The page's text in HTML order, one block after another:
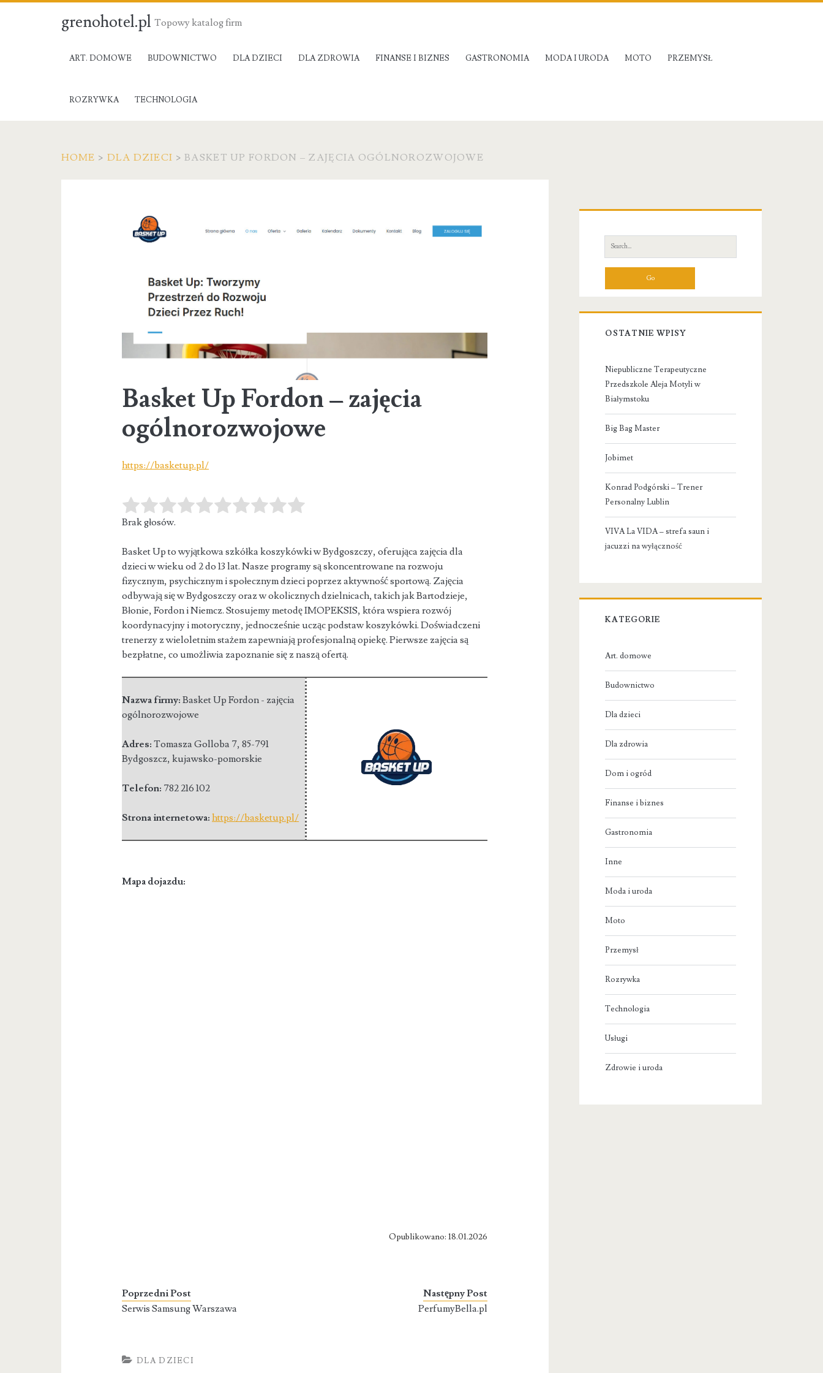
grenohotel.pl Topowy katalog firm
ART. DOMOWE BUDOWNICTWO DLA DZIECI DLA ZDROWIA FINANSE I BIZNES GASTRONOMIA MODA I URODA MOTO PRZEMYSŁ
ROZRYWKA TECHNOLOGIA
HOME > DLA DZIECI >BASKET UP FORDON – ZAJĘCIA OGÓLNOROZWOJOWE
Basket Up Fordon – zajęcia
ogólnorozwojowe
https://basketup.pl/
Brak głosów.
Basket Up to wyjątkowa szkółka koszykówki w Bydgoszczy, oferująca zajęcia dla
dzieci w wieku od 2 do 13 lat. Nasze programy są skoncentrowane na rozwoju
fizycznym, psychicznym i społecznym dzieci poprzez aktywność sportową. Zajęcia
odbywają się w Bydgoszczy oraz w okolicznych dzielnicach, takich jak Bartodzieje,
Błonie, Fordon i Niemcz. Stosujemy metodę IMOPEKSIS, która wspiera rozwój
koordynacyjny i motoryczny, jednocześnie ucząc podstaw koszykówki. Doświadczeni
trenerzy z wieloletnim stażem zapewniają profesjonalną opiekę. Pierwsze zajęcia są
bezpłatne, co umożliwia zapoznanie się z naszą ofertą.
Nazwa firmy:Basket Up Fordon - zajęcia
ogólnorozwojowe
Adres:Tomasza Golloba 7,85-791
Bydgoszcz,kujawsko-pomorskie
Telefon: 782 216 102
Strona internetowa:https://basketup.pl/
Mapa dojazdu:
Opublikowano: 18.01.2026
Poprzedni Post
Serwis Samsung Warszawa
Następny Post
PerfumyBella.pl
DLA DZIECI
Sidebar
Search
for:
OSTATNIE WPISY
Niepubliczne Terapeutyczne
Przedszkole Aleja Motyli w
Białymstoku
Big Bag Master
Jobimet
Konrad Podgórski – Trener
Personalny Lublin
VIVA La VIDA – strefa saun i
jacuzzi na wyłączność
KATEGORIE
Art. domowe
Budownictwo
Dla dzieci
Dla zdrowia
Dom i ogród
Finanse i biznes
Gastronomia
Inne
Moda i uroda
Moto
Przemysł
Rozrywka
Technologia
Usługi
Zdrowie i uroda